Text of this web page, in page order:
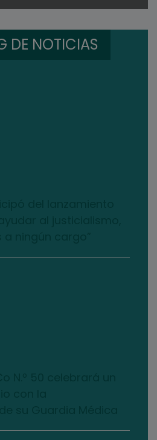
DE NOTICIAS